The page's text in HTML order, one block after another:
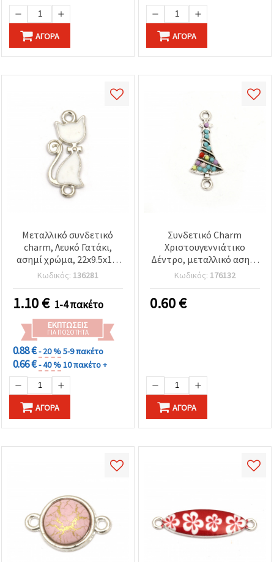
ΑΓΟΡΆ ΑΓΟΡΆ
Μεταλλικό συνδετικό
charm, Λευκό Γατάκι,
ασημί χρώμα, 22x9.5x1.5
mm, τρύπα 2 mm - 5 τεμ.
Κωδικός: 136281
1.10€ 1-4 πακέτο
ΕΚΠΤΏΣΕΙΣ
ΓΙΑ ΠΟΣΌΤΗΤΑ
0.88 €- 20 %5-9 πακέτο
0.66 €- 40 %10 πακέτο +
ΑΓΟΡΆ
Συνδετικό Charm
Χριστουγεννιάτικο
Δέντρο, μεταλλικό ασημί
χρώμα, πολύχρωμο,
28x11.5x3 mm, τρύπα 2
mm, εξαρτήματα για
κατασκευή κοσμημάτων
Κωδικός: 176132
0.60€
ΑΓΟΡΆ